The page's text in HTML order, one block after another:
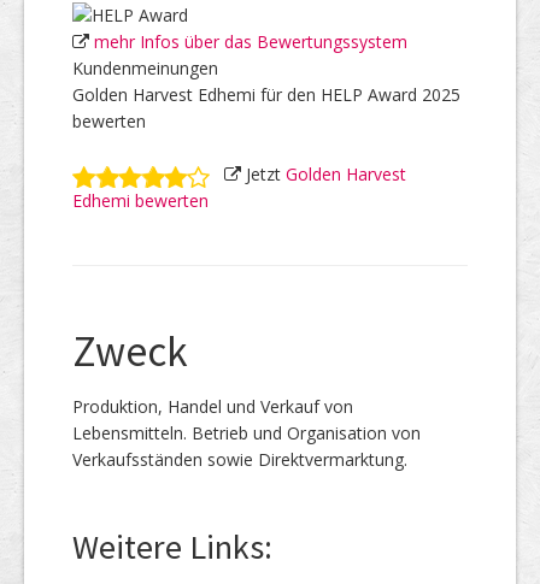
mehr Infos über das Bewertungssystem
Kundenmeinungen
Golden Harvest Edhemi für den HELP Award 2025
bewerten
Jetzt Golden Harvest
Edhemi bewerten
Zweck
Produktion, Handel und Verkauf von
Lebensmitteln. Betrieb und Organisation von
Verkaufsständen sowie Direktvermarktung.
Weitere Links: